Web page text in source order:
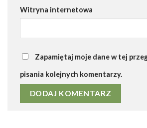
Witryna internetowa
Zapamiętaj moje dane w tej
pisania kolejnych komentarzy.